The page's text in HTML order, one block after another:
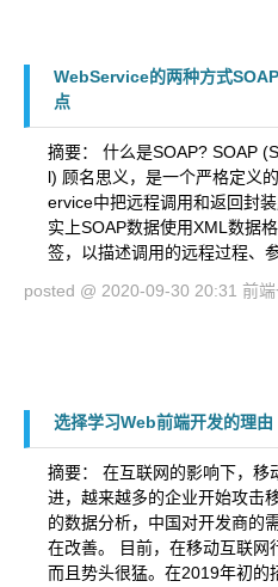
WebService的两种方式
点
摘要： 什么是SOAP? SOAP
l) 顾名思义，是一个严格定义
ervice中把远程调用和返回封
实上SOAP数据使用XML数据
签，以描述调用的远程过程、
posted @ 2020-09-30 20:31 前端
选择学习Web前端开发的理由
摘要： 在互联网的影响下，移
进，越来越多的企业开始攻击
的数据分析，中国对开发商的
在改善。 目前，在移动互联网
而且势头很猛。在2019年初的